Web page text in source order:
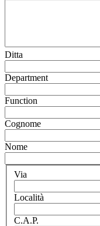
Ditta
Department
Function
Cognome
Nome
Via
Località
C.A.P.